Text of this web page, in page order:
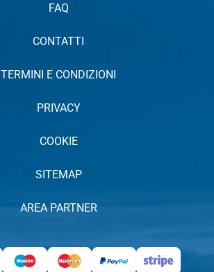
FAQ
CONTATTI
TERMINI E CONDIZIONI
PRIVACY
COOKIE
SITEMAP
AREA PARTNER